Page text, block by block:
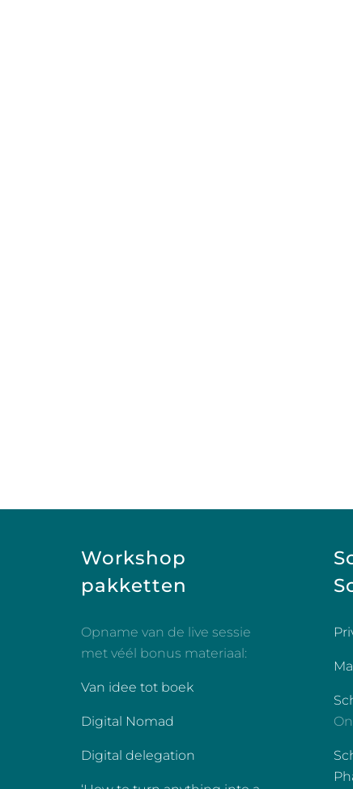
Workshop
pakketten
Opname van de live sessie
met véél bonus materiaal:
Van idee tot boek
Digital Nomad
Digital delegation